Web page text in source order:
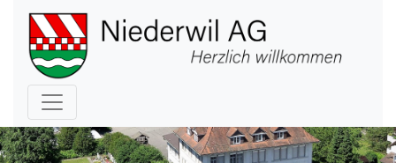
Hauptnavigation